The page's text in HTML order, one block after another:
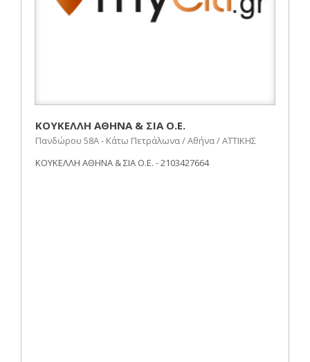
ΚΟΥΚΕΛΛΗ ΑΘΗΝΑ & ΣΙΑ Ο.Ε.
Πανδώρου 58Α - Κάτω Πετράλωνα / Αθήνα / ΑΤΤΙΚΗΣ
ΚΟΥΚΕΛΛΗ ΑΘΗΝΑ & ΣΙΑ Ο.Ε. - 2103427664